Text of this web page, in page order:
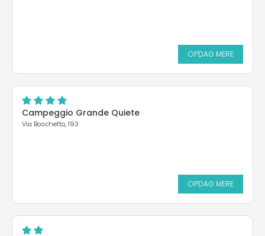
OPDAG MERE
Campeggio Grande Quiete
Via Boschetto, 193
OPDAG MERE